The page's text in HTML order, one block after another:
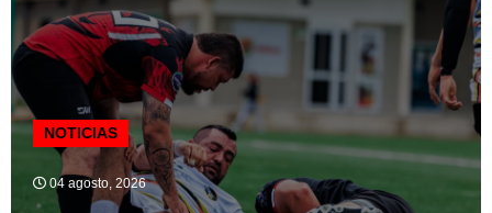
NOTICIAS
04 agosto, 2026